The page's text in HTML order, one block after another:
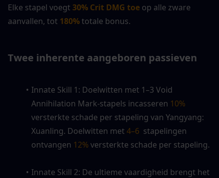
Elke stapel voegt 30% Crit DMG toe op alle zware
aanvallen, tot 180% totale bonus.
Twee inherente aangeboren passieven
Innate Skill 1: Doelwitten met 1–3 Void
Annihilation Mark-stapels incasseren 10%
versterkte schade per stapeling van Yangyang:
Xuanling. Doelwitten met 4–6 stapelingen
ontvangen 12% versterkte schade per stapeling.
Innate Skill 2: De ultieme vaardigheid brengt het